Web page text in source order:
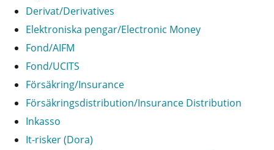
Derivat/Derivatives
Elektroniska pengar/Electronic Money
Fond/AIFM
Fond/UCITS
Försäkring/Insurance
Försäkringsdistribution/Insurance Distribution
Inkasso
It-risker (Dora)